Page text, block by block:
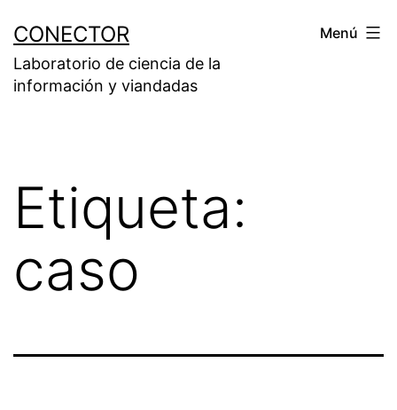
contenido
CONECTOR
Laboratorio de ciencia de la
información y viandadas
Menú
Etiqueta:
caso